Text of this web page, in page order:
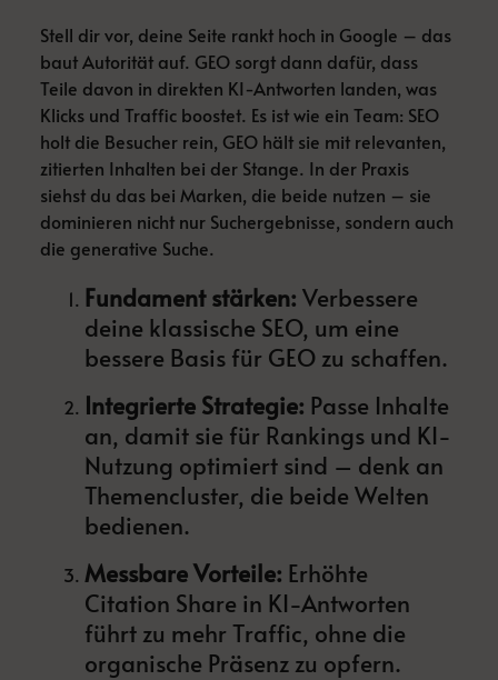
Stell dir vor, deine Seite rankt hoch in Google – das
baut Autorität auf. GEO sorgt dann dafür, dass
Teile davon in direkten KI-Antworten landen, was
Klicks und Traffic boostet. Es ist wie ein Team: SEO
holt die Besucher rein, GEO hält sie mit relevanten,
zitierten Inhalten bei der Stange. In der Praxis
siehst du das bei Marken, die beide nutzen – sie
dominieren nicht nur Suchergebnisse, sondern auch
die generative Suche.
Fundament stärken: Verbessere
deine klassische SEO, um eine
bessere Basis für GEO zu schaffen.
Integrierte Strategie: Passe Inhalte
an, damit sie für Rankings und KI-
Nutzung optimiert sind – denk an
Themencluster, die beide Welten
bedienen.
Messbare Vorteile: Erhöhte
Citation Share in KI-Antworten
führt zu mehr Traffic, ohne die
organische Präsenz zu opfern.